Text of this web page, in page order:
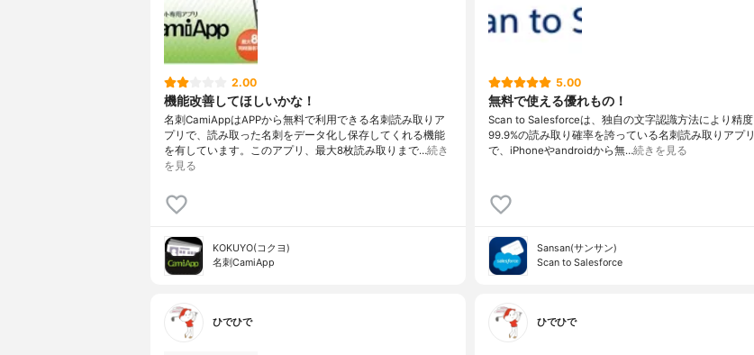
2.00
機能改善してほしいかな！
名刺CamiAppはAPPから無料で利用できる名刺読み取りア
プリで、読み取った名刺をデータ化し保存してくれる機能
を有しています。このアプリ、最大8枚読み取りまで…続き
を見る
KOKUYO(コクヨ)
名刺CamiApp
5.00
無料で使える優れもの！
Scan to Salesforceは、独自の文字認識方法により精度
99.9%の読み取り確率を誇っている名刺読み取りアプリ
で、iPhoneやandroidから無…続きを見る
Sansan(サンサン)
Scan to Salesforce
ひでひで ひでひで